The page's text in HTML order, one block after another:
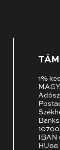
1%
IBAN